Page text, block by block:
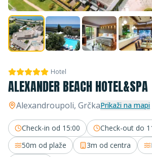
Hotel
ALEXANDER BEACH HOTEL&SPA
Alexandroupoli, GrčkaPrikaži na mapi
Check-in od 15:00 Check-out do
50m od plaže 3m od centra